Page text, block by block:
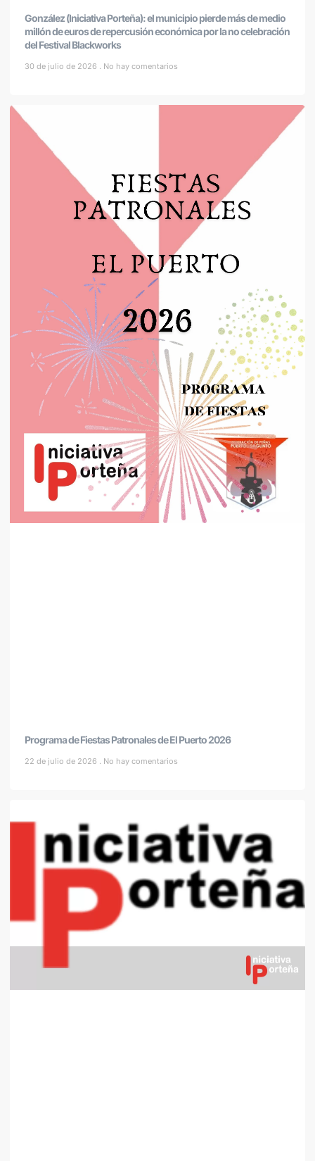
González (Iniciativa Porteña): el municipio pierde más de medio
millón de euros de repercusión económica por la no celebración
del Festival Blackworks
30 de julio de 2026 No hay comentarios
Programa de Fiestas Patronales de El Puerto 2026
22 de julio de 2026 No hay comentarios